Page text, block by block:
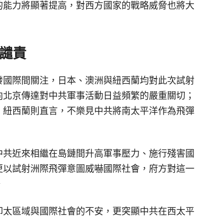
力將顯著提高，對西方國家的戰略威脅也將大
責
際間關注，日本、澳洲與紐西蘭均對此次試射
京傳達對中共軍事活動日益頻繁的嚴重關切；
西蘭則直言，不樂見中共將南太平洋作為飛彈
近來相繼在島鏈間升高軍事壓力、施行殘害國
試射洲際飛彈意圖威嚇國際社會，府方對這一
區域與國際社會的不安，更突顯中共在西太平